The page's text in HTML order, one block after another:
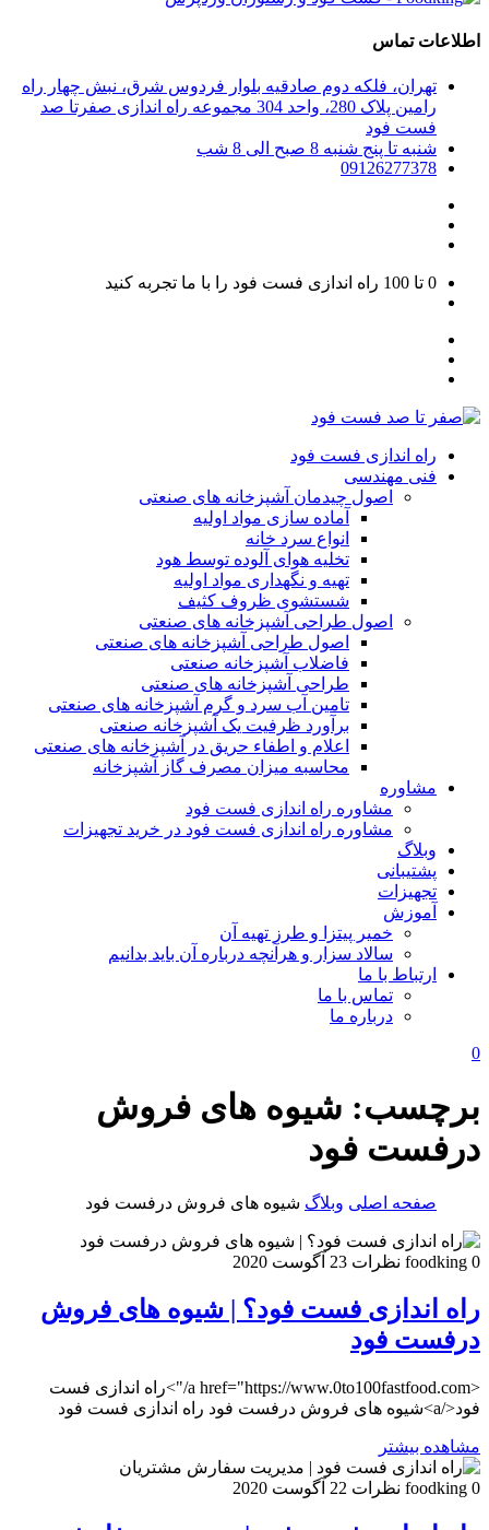
اطلاعات تماس
تهران، فلکه دوم صادقیه بلوار فردوس شرق، نبش چهار راه
رامین پلاک 280، واحد 304 مجموعه راه اندازی صفرتا صد
فست فود
شنبه تا پنج شنبه 8 صبح الی 8 شب
09126277378
0 تا 100 راه اندازی فست فود را با ما تجربه کنید
راه اندازی فست فود
فنی مهندسی
اصول چیدمان آشپزخانه های صنعتی
آماده سازی مواد اولیه
انواع سرد خانه
تخلیه هوای آلوده توسط هود
تهیه و نگهداری مواد اولیه
شستشوی ظروف کثیف
اصول طراحی آشپزخانه های صنعتی
اصول طراحی آشپزخانه های صنعتی
فاضلاب آشپزخانه صنعتی
طراحی آشپزخانه های صنعتی
تامین آب سرد و گرم آشپزخانه های صنعتی
برآورد ظرفیت یک آشپزخانه صنعتی
اعلام و اطفاء حریق در آشپزخانه های صنعتی
محاسبه میزان مصرف گاز آشپزخانه
مشاوره
مشاوره راه اندازی فست فود
مشاوره راه اندازی فست فود در خرید تجهیزات
وبلاگ
پشتیبانی
تجهیزات
آموزش
خمیر پیتزا و طرز تهیه آن
سالاد سزار و هرآنچه درباره آن باید بدانیم
ارتباط با ما
تماس با ما
درباره ما
0
برچسب: شیوه های فروش
درفست فود
صفحه اصلی وبلاگ شیوه های فروش درفست فود
foodking 0 نظرات 23 آگوست 2020
راه اندازی فست فود؟ | شیوه های فروش
درفست فود
<a href="https://www.0to100fastfood.com/">راه اندازی فست
فود</a>شیوه های فروش درفست فود راه اندازی فست فود
مشاهده بیشتر
foodking 0 نظرات 22 آگوست 2020